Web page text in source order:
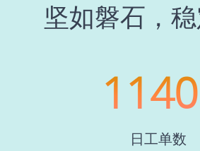
坚如磐石，
1140
日工单数